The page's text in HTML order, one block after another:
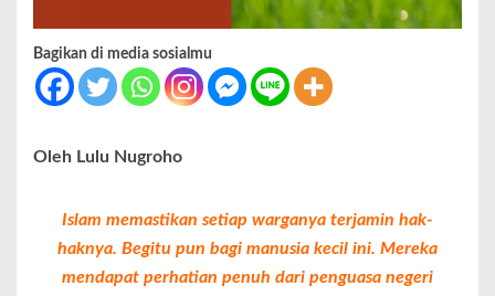
Bagikan di media sosialmu
Oleh Lulu Nugroho
Islam memastikan setiap warganya terjamin hak-
haknya. Begitu pun bagi manusia kecil ini. Mereka
mendapat perhatian penuh dari penguasa negeri